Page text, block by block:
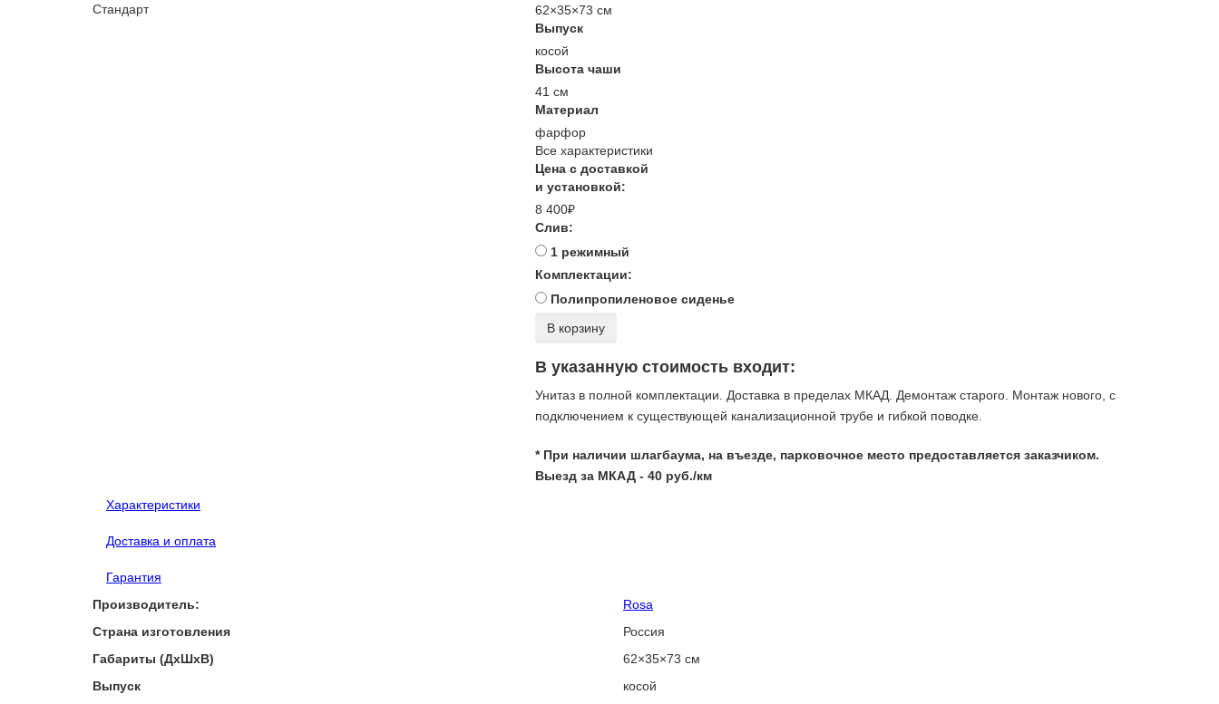
62×35×73 см
Выпуск
косой
Высота чаши
41 см
Материал
фарфор
Все характеристики
Цена с доставкой
и установкой:
8 400₽
Слив:
1 режимный
Комплектации:
Полипропиленовое сиденье
В корзину
В указанную стоимость входит:
Унитаз в полной комплектации. Доставка в пределах МКАД. Демонтаж старого. Монтаж нового, c
подключением к существующей канализационной трубе и гибкой поводке.
* При наличии шлагбаума, на въезде, парковочное место предоставляется заказчиком.
Выезд за МКАД - 40 руб./км
Характеристики
Доставка и оплата
Гарантия
Производитель:
Rosa
Страна изготовления
Россия
Габариты (ДхШхВ)
62×35×73 см
Выпуск
косой